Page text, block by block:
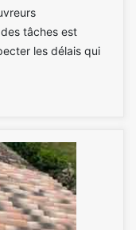
tâches est
les délais qui